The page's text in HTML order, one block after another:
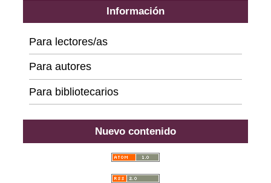
Información
Para lectores/as
Para autores
Para bibliotecarios
Nuevo contenido